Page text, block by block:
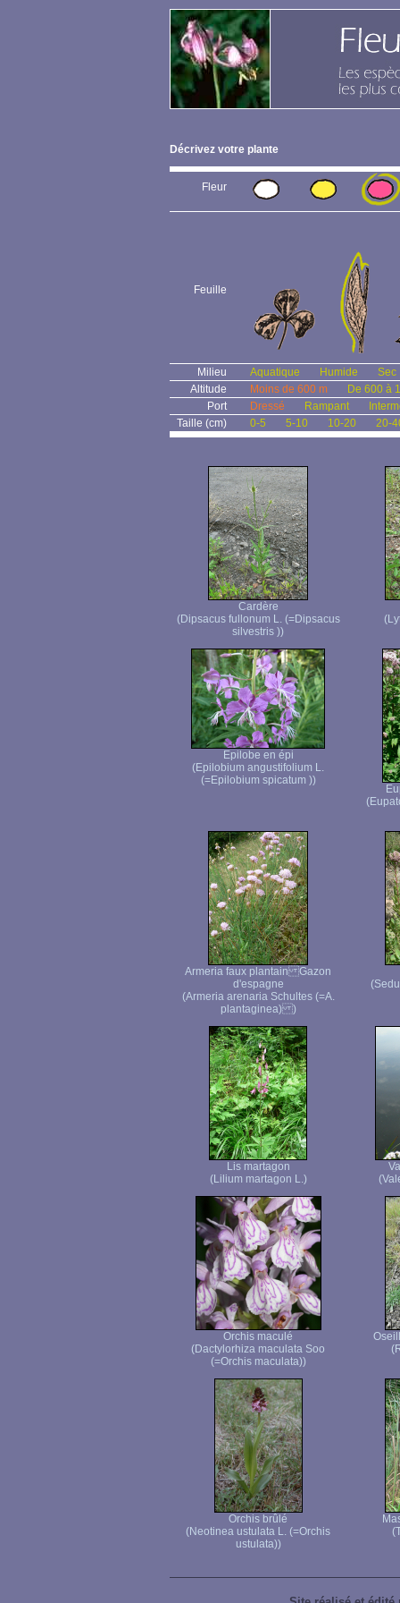
Décrivez votre plante
Fleur
Feuille
Milieu Aquatique Humide
Sec
Altitude
Moins de 600 m
De 600 à
Port
Dressé Rampant
Taille (cm)
0-5 5-10 10-20 20-
Cardère
(Dipsacus fullonum L. (=Dipsacus
silvestris ))
Epilobe en épi
(Epilobium angustifolium L.
(=Epilobium spicatum ))
Armeria faux plantain Gazon
d'espagne
(Armeria arenaria Schultes (=A.
plantaginea) )
Lis martagon
(Lilium martagon L.)
Orchis maculé
(Dactylorhiza maculata Soo
(=Orchis maculata))
Orchis brûlé
(Neotinea ustulata L. (=Orchis
ustulata))